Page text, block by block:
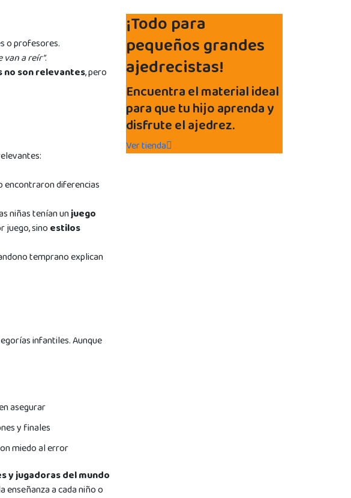
o profesores.
van a reír”.
no son relevantes, pero
encontraron diferencias
niñas tenían unjuego
juego, sino estilos
temprano explican
infantiles. Aunque
asegurar
y finales
miedo al error
y jugadoras del mundo
enseñanza a cada niño o
¡Todo para
pequeños grandes
ajedrecistas!
Encuentra el material ideal
para que tu hijo aprenda y
disfrute el ajedrez.
Ver tienda